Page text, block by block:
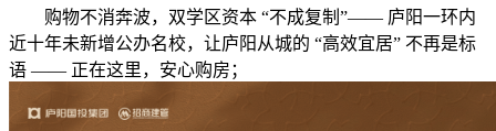
购物不消奔波，双学区资本 “不成复制”—— 庐阳一环内
近十年未新增公办名校，让庐阳从城的 “高效宜居” 不再是标
语 —— 正在这里，安心购房；